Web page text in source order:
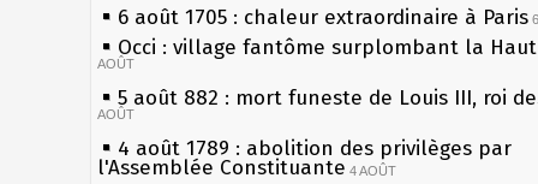
6 août 1705 : chaleur extraordinaire à Paris
Occi : village fantôme surplombant la
AOÛT
5 août 882 : mort funeste de Louis III, roi
AOÛT
4 août 1789 : abolition des privilèges par
l'Assemblée Constituante 4 AOÛT